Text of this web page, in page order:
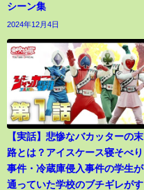
シーン集
2024年12月4日
【実話】悲惨なバカッターの末
路とは？アイスケース寝そべり
事件・冷蔵庫侵入事件の学生が
通っていた学校のブチギレがす